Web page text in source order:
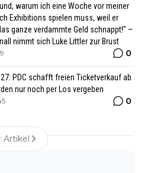
warum ich eine Woche vor meiner
Exhibitions spielen muss, weil er
ganze verdammte Geld schnappt!" –
nimmt sich Luke Littler zur Brust
0
PDC schafft freien Ticketverkauf ab
nur noch per Los vergeben
0
Artikel